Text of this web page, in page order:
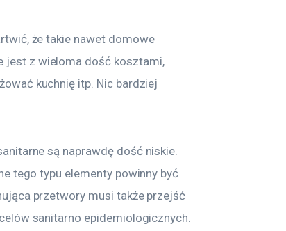
że takie nawet domowe
jest z wieloma dość kosztami,
kuchnię itp. Nic bardziej
są naprawdę dość niskie.
tego typu elementy powinny być
przetwory musi także przejść
sanitarno epidemiologicznych.